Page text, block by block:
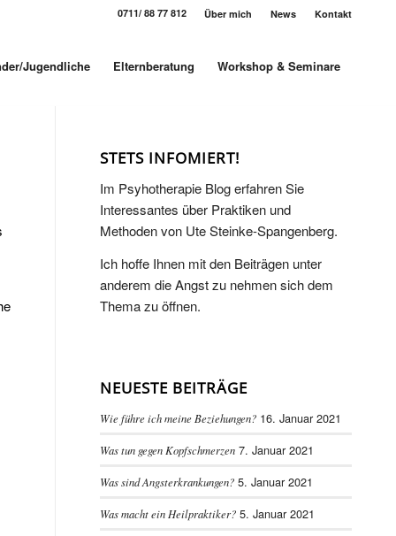
Über mich News Kontakt
0711/ 88 77 812
Jugendliche Elternberatung Workshop & Seminare
STETS INFOMIERT!
Im Psyhotherapie Blog erfahren Sie
Interessantes über Praktiken und
Methoden von Ute Steinke-Spangenberg.
Ich hoffe Ihnen mit den Beiträgen unter
anderem die Angst zu nehmen sich dem
Thema zu öffnen.
NEUESTE BEITRÄGE
Wie führe ich meine Beziehungen? 16. Januar 2021
Was tun gegen Kopfschmerzen 7. Januar 2021
Was sind Angsterkrankungen? 5. Januar 2021
Was macht ein Heilpraktiker? 5. Januar 2021